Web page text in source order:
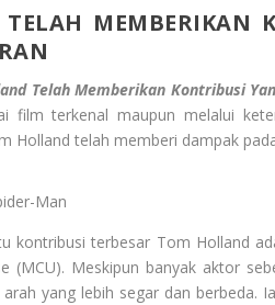
MEMBERIKAN
Telah Memberikan Kontribusi
film terkenal maupun melalui
Holland telah memberi dampak
Man
kontribusi terbesar Tom Holland
(MCU). Meskipun banyak aktor
yang lebih segar dan berbeda.